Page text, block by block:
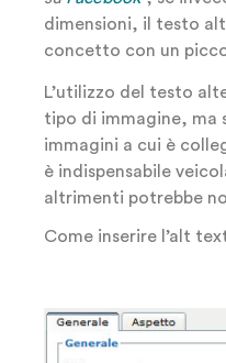
dimensioni, il testo
concetto con un
L’utilizzo del testo
tipo di immagine,
immagini a cui è
è indispensabile
altrimenti potrebbe
Come inserire l’alt